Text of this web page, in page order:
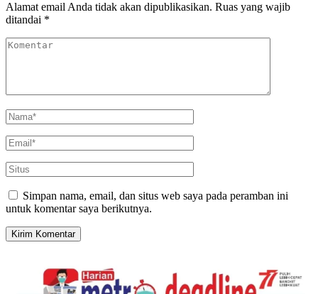
Alamat email Anda tidak akan dipublikasikan. Ruas yang wajib
ditandai *
Simpan nama, email, dan situs web saya pada peramban ini
untuk komentar saya berikutnya.